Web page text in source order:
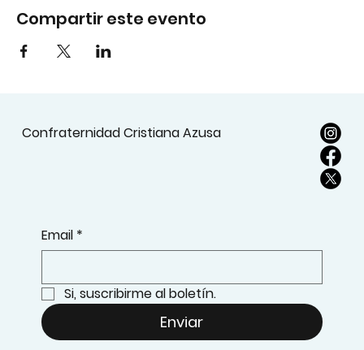
Compartir este evento
Confraternidad Cristiana Azusa
Email *
Si, suscribirme al boletín.
Enviar